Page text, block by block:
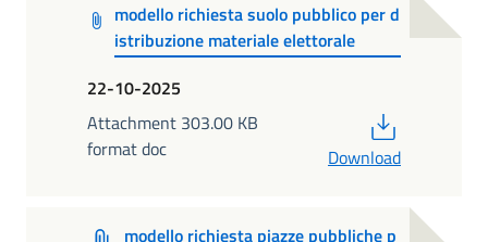
modello richiesta suolo pubblico per d
istribuzione materiale elettorale
22-10-2025
Attachment 303.00 KB
format doc
Download
modello richiesta piazze pubbliche p